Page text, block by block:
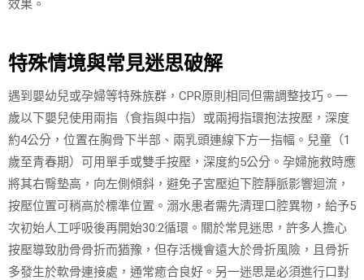
效果。
特殊情境與常見迷思破解
遇到嬰幼兒或孕婦等特殊族群，CPR原則相同但需調整技巧。一
歲以下嬰兒使用兩指（食指與中指）或兩拇指環抱法按壓，深度
約4公分，位置在胸骨下半部、兩乳頭連線下方一指幅。兒童（1
歲至青春期）可用單手或雙手按壓，深度約5公分。孕婦施救時應
將其右臀墊高，向左側傾斜，避免子宮壓迫下腔靜脈影響迴流，
按壓位置可稍高於標準位置。溺水患者需先清理口腔異物，給予5
次初始人工呼吸後再開始30:2循環。關於常見迷思，許多人擔心
按壓導致肋骨骨折而猶豫，但存活機會遠大於骨折風險，且骨折
多發生於軟骨連接處，通常癒合良好。另一迷思是必須進行口對